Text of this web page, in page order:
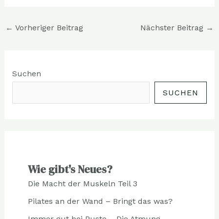
← Vorheriger Beitrag Nächster Beitrag →
Suchen
SUCHEN
Wie gibt's Neues?
Die Macht der Muskeln Teil 3
Pilates an der Wand – Bringt das was?